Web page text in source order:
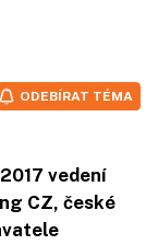
ODEBÍRAT TÉMA
vedení
CZ, české